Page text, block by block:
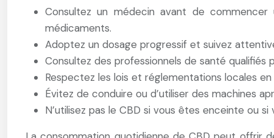
Consultez un médecin avant de
médicaments.
Adoptez un dosage progressif et suivez
Consultez des professionnels de santé
Respectez les lois et réglementations locales
Évitez de conduire ou d’utiliser des machines
N’utilisez pas le CBD si vous êtes enceinte ou